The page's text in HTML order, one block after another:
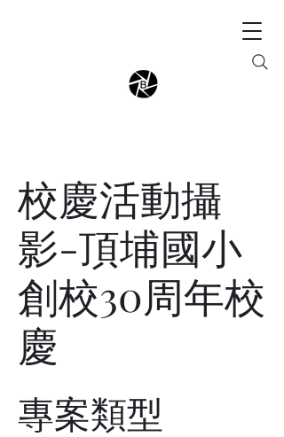
校慶活動攝
影-頂埔國小
創校30周年校
慶
專案類型